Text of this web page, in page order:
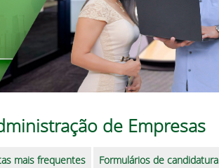
de Empresas
mais frequentes Formulários de candidatura